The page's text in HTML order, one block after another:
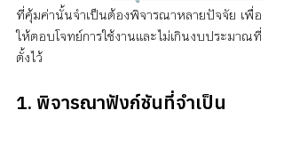
ที่คุ้มค่านั้นจำเป็นต้องพิจารณาหลายปัจจัย เพื่อ
ให้ตอบโจทย์การใช้งานและไม่เกินงบประมาณที่
ตั้งไว้
1. พิจารณาฟังก์ชันที่จำเป็น